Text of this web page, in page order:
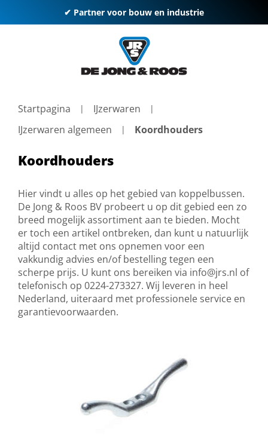
✔ Partner voor bouw en industrie
Startpagina
IJzerwaren
IJzerwaren algemeen
Koordhouders
Koordhouders
Hier vindt u alles op het gebied van koppelbussen.
De Jong & Roos BV probeert u op dit gebied een zo
breed mogelijk assortiment aan te bieden. Mocht
er toch een artikel ontbreken, dan kunt u natuurlijk
altijd contact met ons opnemen voor een
vakkundig advies en/of bestelling tegen een
scherpe prijs. U kunt ons bereiken via info@jrs.nl of
telefonisch op 0224-273327. Wij leveren in heel
Nederland, uiteraard met professionele service en
garantievoorwaarden.